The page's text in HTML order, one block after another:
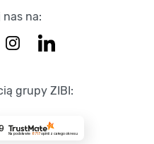
nas na:
grupy ZIBI:
Na podstawie 8717opinii z całego okresu